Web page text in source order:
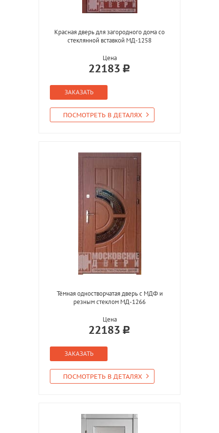
Красная дверь для загородного дома со
стеклянной вставкой МД-1258
Цена
22183
ЗАКАЗАТЬ
ПОСМОТРЕТЬ В ДЕТАЛЯХ
Тёмная одностворчатая дверь с МДФ и
резным стеклом МД-1266
Цена
22183
ЗАКАЗАТЬ
ПОСМОТРЕТЬ В ДЕТАЛЯХ